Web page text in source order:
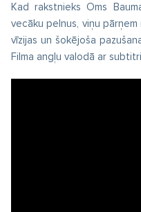
Kad rakstnieks Oms
vecāku pelnus, viņu
vīzijas un šokējoša
Filma angļu valodā ar